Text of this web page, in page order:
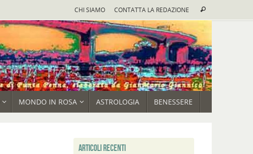
CHI SIAMO CONTATTA LA REDAZIONE Cerca
MONDO IN ROSA ASTROLOGIA BENESSERE
ARTICOLI RECENTI